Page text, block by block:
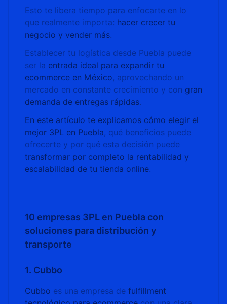
Esto te libera tiempo para enfocarte en lo
que realmente importa: hacer crecer tu
negocio y vender más.
Establecer tu logística desde Puebla puede
ser la entrada ideal para expandir tu
ecommerce en México, aprovechando un
mercado en constante crecimiento y con gran
demanda de entregas rápidas.
En este artículo te explicamos cómo elegir el
mejor 3PL en Puebla, qué beneficios puede
ofrecerte y por qué esta decisión puede
transformar por completo la rentabilidad y
escalabilidad de tu tienda online.
10 empresas 3PL en Puebla con
soluciones para distribución y
transporte
1. Cubbo
Cubbo es una empresa de fulfillment